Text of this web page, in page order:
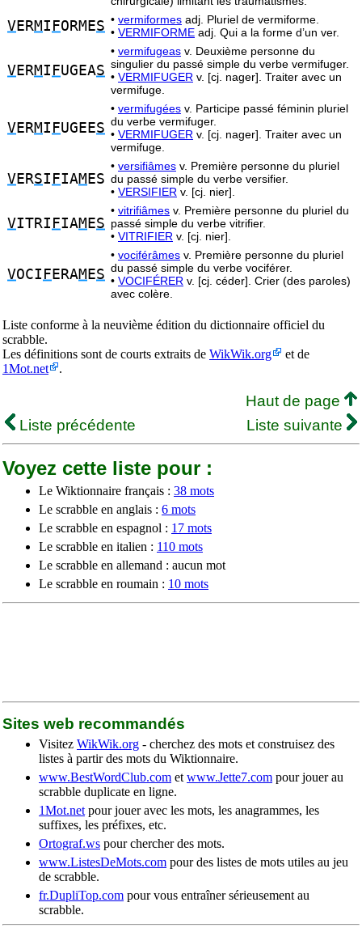
VERMI FORMES • vermiformes adj. Pluriel de vermiforme.
• VERMIFORME adj. Qui a la forme d’un ver.
VERMI FUGEAS
• vermifugeas v. Deuxième personne du
singulier du passé simple du verbe vermifuger.
• VERMIFUGER v. [cj. nager]. Traiter avec un
vermifuge.
VERMI FUGEES
• vermifugées v. Participe passé féminin pluriel
du verbe vermifuger.
• VERMIFUGER v. [cj. nager]. Traiter avec un
vermifuge.
VERSI FIAM ES
• versifiâmes v. Première personne du pluriel
du passé simple du verbe versifier.
• VERSIFIER v. [cj. nier].
VITRI FIAM ES
• vitrifiâmes v. Première personne du pluriel du
passé simple du verbe vitrifier.
• VITRIFIER v. [cj. nier].
VOCI F ERAM ES
• vociférâmes v. Première personne du pluriel
du passé simple du verbe vociférer.
• VOCIFÉRER v. [cj. céder]. Crier (des paroles)
avec colère.
Liste conforme à la neuvième édition du dictionnaire officiel du
scrabble.
Les définitions sont de courts extraits de WikWik.org
et de
1Mot.net
.
Haut de page
Liste précédente
Liste suivante
Voyez cette liste pour :
Le Wiktionnaire français : 38 mots
Le scrabble en anglais : 6 mots
Le scrabble en espagnol : 17 mots
Le scrabble en italien : 110 mots
Le scrabble en allemand : aucun mot
Le scrabble en roumain : 10 mots
Sites web recommandés
Visitez WikWik.org - cherchez des mots et construisez des
listes à partir des mots du Wiktionnaire.
www.BestWordClub.com et www.Jette7.com pour jouer au
scrabble duplicate en ligne.
1Mot.net pour jouer avec les mots, les anagrammes, les
suffixes, les préfixes, etc.
Ortograf.ws pour chercher des mots.
www.ListesDeMots.com pour des listes de mots utiles au jeu
de scrabble.
fr.DupliTop.com pour vous entraîner sérieusement au
scrabble.